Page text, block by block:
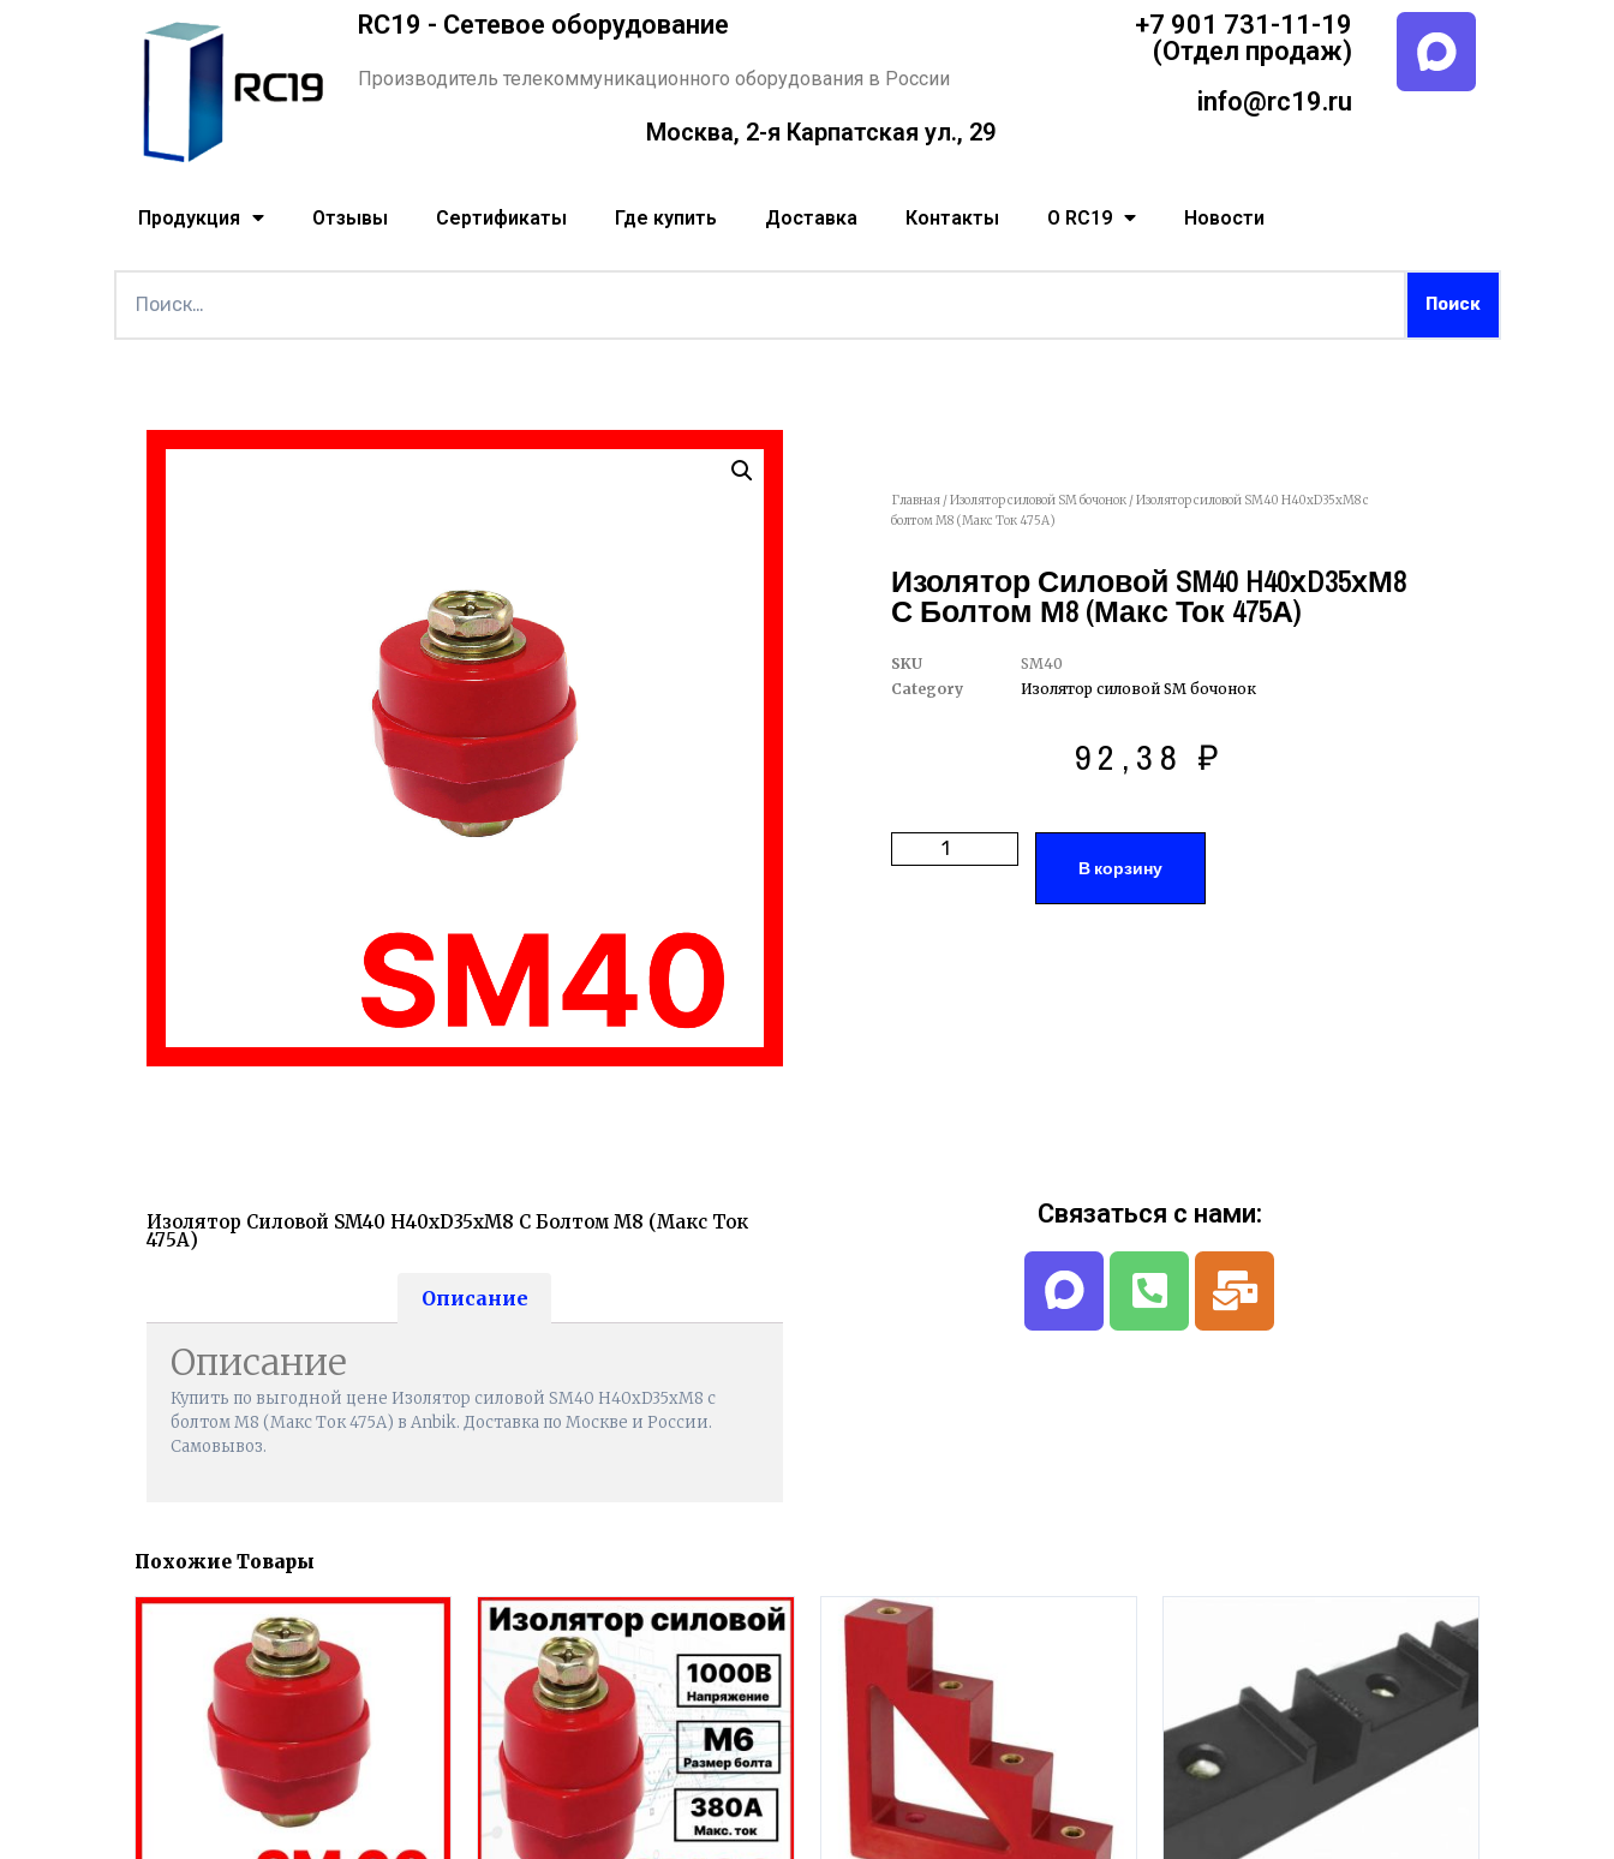
RC19 - Сетевое оборудование
Производитель телекоммуникационного оборудования в России
Москва, 2-я Карпатская ул., 29
+7 901 731-11-19
(Отдел продаж)
info@rc19.ru
Продукция Отзывы Сертификаты Где купить Доставка Контакты О RC19 Новости
Главная /Изолятор силовой SM бочонок / Изолятор силовой SM40 H40хD35хМ8 с
болтом М8 (Макс Ток 475А)
Изолятор Силовой SM40 H40хD35хМ8
С Болтом М8 (Макс Ток 475А)
SKU
SM40
Category
Изолятор силовой SM бочонок
92,38 ₽
В корзину
Изолятор Силовой SM40 H40хD35хМ8 С Болтом М8 (Макс Ток
475А)
Описание
Описание
Купить по выгодной цене Изолятор силовой SM40 H40хD35хМ8 с
болтом М8 (Макс Ток 475А) в Anbik. Доставка по Москве и России.
Самовывоз.
Связаться с нами:
Похожие Товары